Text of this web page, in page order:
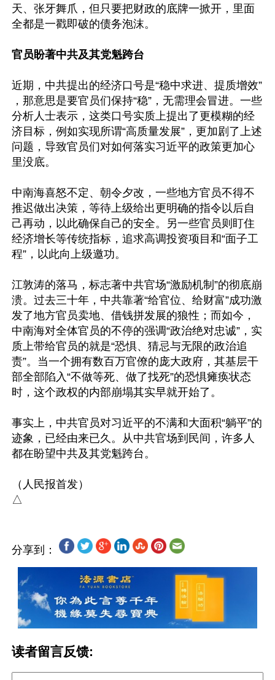
天、张牙舞爪，但只要把财政的底牌一掀开，里面
全都是一戳即破的债务泡沫。
官员盼著中共及其党魁跨台
近期，中共提出的经济口号是“稳中求进、提质增效”
，那意思是要官员们保持“稳”，无需理会冒进。一些
分析人士表示，这类口号实质上提出了更模糊的经
济目标，例如实现所谓“高质量发展”，更加剧了上述
问题，导致官员们对如何落实习近平的政策更加心
里没底。
中南海喜怒不定、朝令夕改，一些地方官员不得不
推迟做出决策，等待上级给出更明确的指令以后自
己再动，以此确保自己的安全。另一些官员则盯住
经济增长等传统指标，追求高调投资项目和“面子工
程”，以此向上级邀功。
江敦涛的落马，标志著中共官场“激励机制”的彻底崩
溃。过去三十年，中共靠著“给官位、给财富”成功激
发了地方官员卖地、借钱拼发展的狼性；而如今，
中南海对全体官员的不停的强调“政治绝对忠诚”，实
质上带给官员的就是“恐惧、猜忌与无限的政治追
责”。当一个拥有数百万官僚的庞大政府，其基层干
部全部陷入“不做等死、做了找死”的恐惧瘫痪状态
时，这个政权的内部崩塌其实早就开始了。
事实上，中共官员对习近平的不满和大面积“躺平”的
迹象，已经由来已久。从中共官场到民间，许多人
都在盼望中共及其党魁跨台。
（人民报首发）
分享到：
读者留言反馈: